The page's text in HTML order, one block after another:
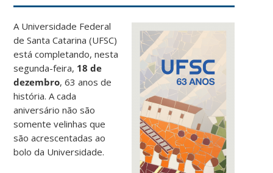
A Universidade Federal
de Santa Catarina (UFSC)
está completando, nesta
segunda-feira, 18 de
dezembro, 63 anos de
história. A cada
aniversário não são
somente velinhas que
são acrescentadas ao
bolo da Universidade.